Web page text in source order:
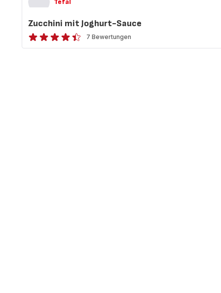
Tefal
Zucchini mit Joghurt-Sauce
ratings.4.4
7 Bewertungen